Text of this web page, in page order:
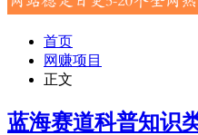
首页
网赚项目
正文
蓝海赛道科普知识